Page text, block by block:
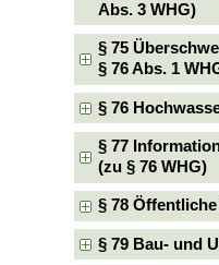
Abs. 3 WHG)
§ 75
§ 76 Abs. 1
§ 76
§ 77
(zu § 76 WHG)
§ 78
§ 79 Bau- und